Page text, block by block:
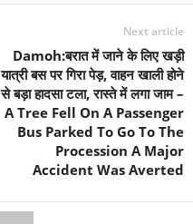
Next article
Damoh:बरात में जाने के लिए खड़ी
यात्री बस पर गिरा पेड़, वाहन खाली होने
से बड़ा हादसा टला, रास्ते में लगा जाम –
A Tree Fell On A Passenger
Bus Parked To Go To The
Procession A Major
Accident Was Averted